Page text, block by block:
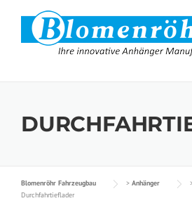
Skip to content
Blomenröhr Fahrzeugbau > Anhänger
Durchfahrtieflader